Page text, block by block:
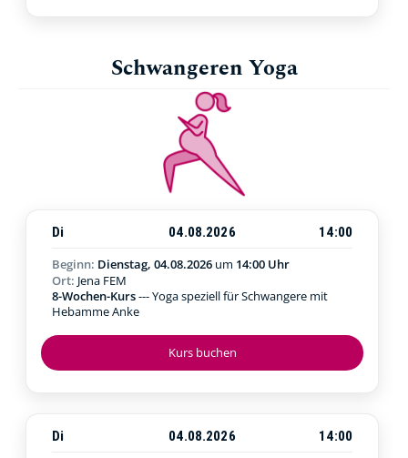
Schwangeren Yoga
Kurs buchen
Di 04.08.2026
14:00
Beginn: Dienstag, 04.08.2026 um 14:00 Uhr
Ort: Jena FEM
8-Wochen-Kurs--- Yoga speziell für Schwangere mit
Hebamme Anke
Di 04.08.2026
14:00